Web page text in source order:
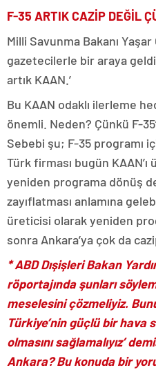
F-35 ARTIK CAZİP DEĞİL
Milli Savunma Bakanı
gazetecilerle bir araya
artık KAAN.’
Bu KAAN odaklı ilerleme
önemli. Neden? Çünkü F-
Sebebi şu; F-35 programı
Türk firması bugün KAAN’ı
yeniden programa dönüş
zayıflatması anlamına
üreticisi olarak yeniden
sonra Ankara’ya çok da
* ABD Dışişleri Bakan
röportajında şunları
meselesini çözmeliyiz.
Türkiye’nin güçlü bir hava
olmasını sağlamalıyız’
Ankara? Bu konuda bir